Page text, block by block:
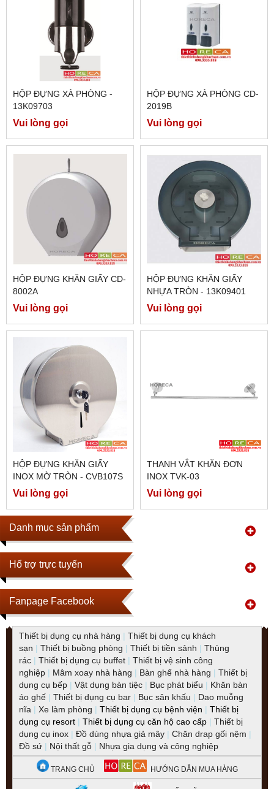
Danh mục sản phẩm
Hổ trợ trực tuyến
Fanpage Facebook
HỘP ĐỰNG XÀ PHÒNG -
13K09703
Vui lòng gọi
HỘP ĐỰNG XÀ PHÒNG CD-
2019B
Vui lòng gọi
HỘP ĐỰNG KHĂN GIẤY CD-
8002A
Vui lòng gọi
HỘP ĐỰNG KHĂN GIẤY
NHỰA TRÒN - 13K09401
Vui lòng gọi
HỘP ĐỰNG KHĂN GIẤY
INOX MỜ TRÒN - CVB107S
Vui lòng gọi
THANH VẮT KHĂN ĐƠN
INOX TVK-03
Vui lòng gọi
Thiết bị dụng cụ nhà hàng | Thiết bị dụng cụ khách
sạn | Thiết bị buồng phòng | Thiết bị tiền sảnh | Thùng
rác | Thiết bị dụng cụ buffet | Thiết bị vệ sinh công
nghiệp | Mâm xoay nhà hàng | Bàn ghế nhà hàng | Thiết bị
dụng cụ bếp | Vật dụng bàn tiệc | Bục phát biểu | Khăn bàn
áo ghế | Thiết bị dụng cụ bar | Bục sân khấu | Dao muỗng
nĩa | Xe làm phòng | Thiết bị dụng cụ bệnh viện | Thiết bị
dụng cụ resort | Thiết bị dụng cụ căn hộ cao cấp | Thiết bị
dụng cụ inox | Đồ dùng nhựa giả mây | Chăn drap gối nệm |
Đồ sứ | Nội thất gỗ | Nhựa gia dụng và công nghiệp
TRANG CHỦ HƯỚNG DẪN MUA HÀNG